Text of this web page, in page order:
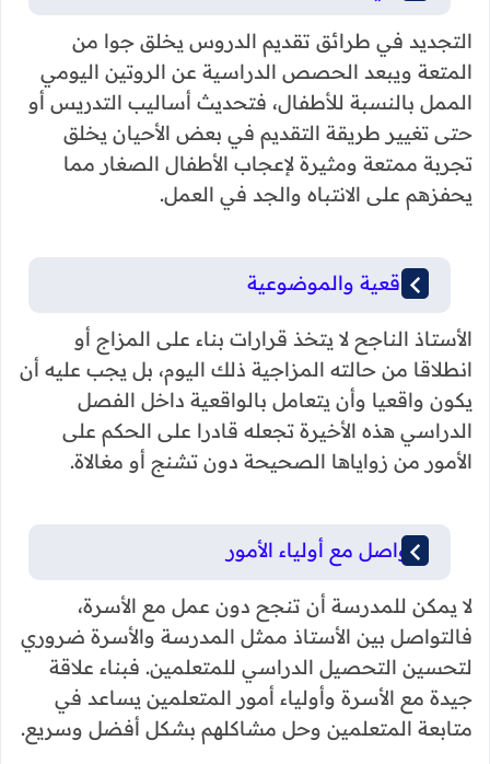
التجديد في طرائق تقديم الدروس يخلق جوا من
المتعة ويبعد الحصص الدراسية عن الروتين اليومي
الممل بالنسبة للأطفال، فتحديث أساليب التدريس أو
حتى تغيير طريقة التقديم في بعض الأحيان يخلق
تجربة ممتعة ومثيرة لإعجاب الأطفال الصغار مما
يحفزهم على الانتباه والجد في العمل.
الواقعية والموضوعية
الأستاذ الناجح لا يتخذ قرارات بناء على المزاج أو
انطلاقا من حالته المزاجية ذلك اليوم، بل يجب عليه أن
يكون واقعيا وأن يتعامل بالواقعية داخل الفصل
الدراسي هذه الأخيرة تجعله قادرا على الحكم على
الأمور من زواياها الصحيحة دون تشنج أو مغالاة.
التواصل مع أولياء الأمور
لا يمكن للمدرسة أن تنجح دون عمل مع الأسرة،
فالتواصل بين الأستاذ ممثل المدرسة والأسرة ضروري
لتحسين التحصيل الدراسي للمتعلمين. فبناء علاقة
جيدة مع الأسرة وأولياء أمور المتعلمين يساعد في
متابعة المتعلمين وحل مشاكلهم بشكل أفضل وسريع.